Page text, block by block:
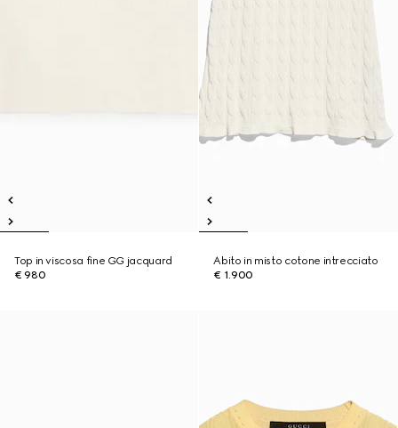
Top in viscosa fine GG jacquard
€ 980
Abito in misto cotone intrecciato
€ 1.900